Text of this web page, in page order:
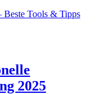
Beste Tools & Tipps
2025